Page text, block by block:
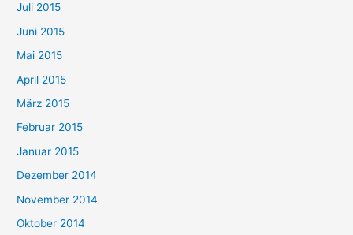
Juli 2015
Juni 2015
Mai 2015
April 2015
März 2015
Februar 2015
Januar 2015
Dezember 2014
November 2014
Oktober 2014